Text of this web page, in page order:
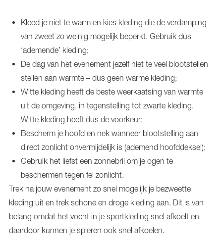
Kleed je niet te warm en kies kleding die de verdamping
van zweet zo weinig mogelijk beperkt. Gebruik dus
‘ademende’ kleding;
De dag van het evenement jezelf niet te veel blootstellen
stellen aan warmte – dus geen warme kleding;
Witte kleding heeft de beste weerkaatsing van warmte
uit de omgeving, in tegenstelling tot zwarte kleding.
Witte kleding heeft dus de voorkeur;
Bescherm je hoofd en nek wanneer blootstelling aan
direct zonlicht onvermijdelijk is (ademend hoofddeksel);
Gebruik het liefst een zonnebril om je ogen te
beschermen tegen fel zonlicht.
Trek na jouw evenement zo snel mogelijk je bezweette
kleding uit en trek schone en droge kleding aan. Dit is van
belang omdat het vocht in je sportkleding snel afkoelt en
daardoor kunnen je spieren ook snel afkoelen.